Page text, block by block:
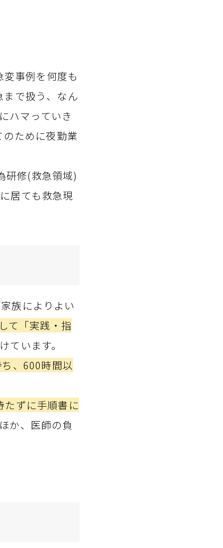
事例を何度も
で扱う、なん
ハマっていき
ために夜勤業
研修(救急領域)
居ても救急現
族によりよい
て「実践・指
います。
、600時間以
ずに手順書に
か、医師の負